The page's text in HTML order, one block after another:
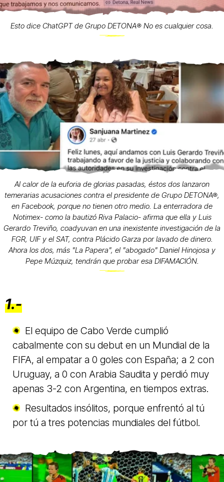
Esto dice ChatGPT de Grupo DETONA®️ No es cualquier cosa.
Al calor de la euforia de glorias pasadas, éstos dos lanzaron
temerarias acusaciones contra el presidente de Grupo DETONA®,
en Facebook, porque no tienen otro medio. La enterradora de
Notimex- como la bautizó Riva Palacio- afirma que ella y Luis
Gerardo Treviño, coadyuvan en una inexistente investigación de la
FGR, UIF y el SAT, contra Plácido Garza por lavado de dinero.
Ahora los dos, más "La Papera", el "abogado" Daniel Hinojosa y
Pepe Múzquiz, tendrán que probar esa DIFAMACIÓN.
1.-
El equipo de Cabo Verde cumplió
cabalmente con su debut en un Mundial de la
FIFA, al empatar a 0 goles con España; a 2 con
Uruguay, a 0 con Arabia Saudita y perdió muy
apenas 3-2 con Argentina, en tiempos extras.
Resultados insólitos, porque enfrentó al tú
por tú a tres potencias mundiales del fútbol.